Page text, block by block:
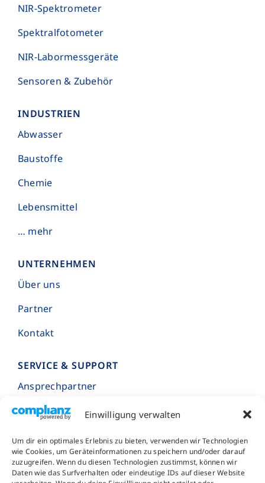
Einwilligung verwalten
Um dir ein optimales Erlebnis zu bieten, verwenden wir Technologien
wie Cookies, um Geräteinformationen zu speichern und/oder darauf
zuzugreifen. Wenn du diesen Technologien zustimmst, können wir
Daten wie das Surfverhalten oder eindeutige IDs auf dieser Website
NIR-Spektrometer
Spektral­foto­meter
NIR-Labor­mess­geräte
Sensoren & Zubehör
INDUSTRIEN
Abwasser
Baustoffe
Chemie
Lebensmittel
… mehr
UNTERNEHMEN
Über uns
Partner
Kontakt
SERVICE & SUPPORT
Ansprechpartner
Projektanfragen
Fehlermeldungen